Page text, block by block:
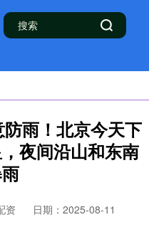
雨！北京今天下
夜间沿山和东南
资
日期：2025-08-11